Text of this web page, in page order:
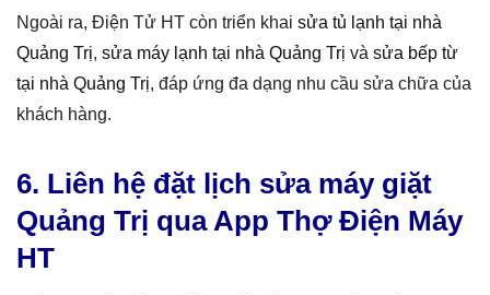
Ngoài ra, Điện Tử HT còn triển khai sửa tủ lạnh tại nhà
Quảng Trị, sửa máy lạnh tại nhà Quảng Trị và sửa bếp từ
tại nhà Quảng Trị, đáp ứng đa dạng nhu cầu sửa chữa của
khách hàng.
6. Liên hệ đặt lịch sửa máy giặt
Quảng Trị qua App Thợ Điện Máy
HT